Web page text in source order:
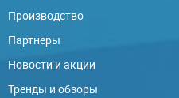
Производство
Партнеры
Новости и акции
Тренды и обзоры